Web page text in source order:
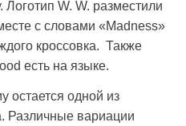
W. W. разместили
с словами «Madness»
кроссовка. Также
есть на языке.
остается одной из
Различные вариации